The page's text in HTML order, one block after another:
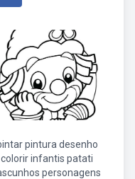
pintura desenho
colorir infantis patati
personagens